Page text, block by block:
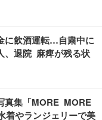
に飲酒運転…自粛中に
、退院 麻痺が残る状
真集「MORE MORE
着やランジェリーで美